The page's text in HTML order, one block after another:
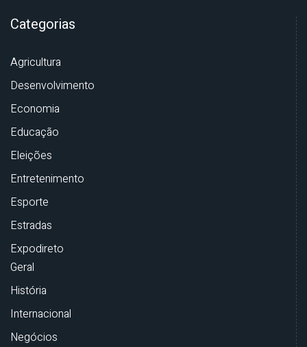
Categorias
Agricultura
Desenvolvimento
Economia
Educação
Eleições
Entretenimento
Esporte
Estradas
Expodireto
Geral
História
Internacional
Negócios